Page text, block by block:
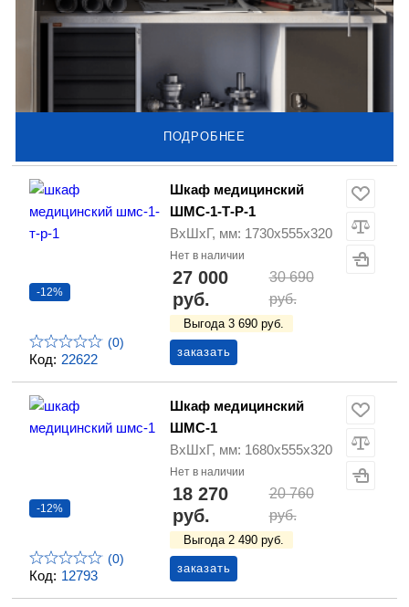
ПОДРОБНЕЕ
Код: 22622
-12%
(0)
Шкаф медицинский
ШМС-1-Т-Р-1
ВхШхГ, мм: 1730х555х320
Нет в наличии
27 000
руб.
30 690
руб.
Выгода 3 690 руб.
заказать
Код: 12793
-12%
(0)
Шкаф медицинский
ШМС-1
ВхШхГ, мм: 1680х555х320
Нет в наличии
18 270
руб.
20 760
руб.
Выгода 2 490 руб.
заказать